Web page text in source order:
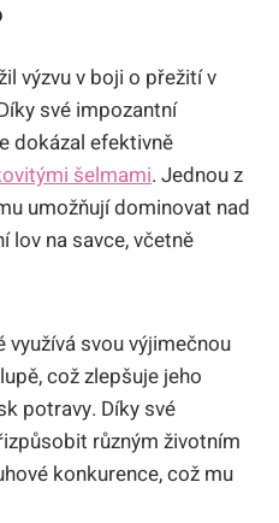
výzvu v boji o přežití v
své impozantní
dokázal efektivně
šelmami. Jednou z
umožňují dominovat nad
lov na savce, včetně
svou výjimečnou
což zlepšuje jeho
potravy. Díky své
různým životním
konkurence, což mu